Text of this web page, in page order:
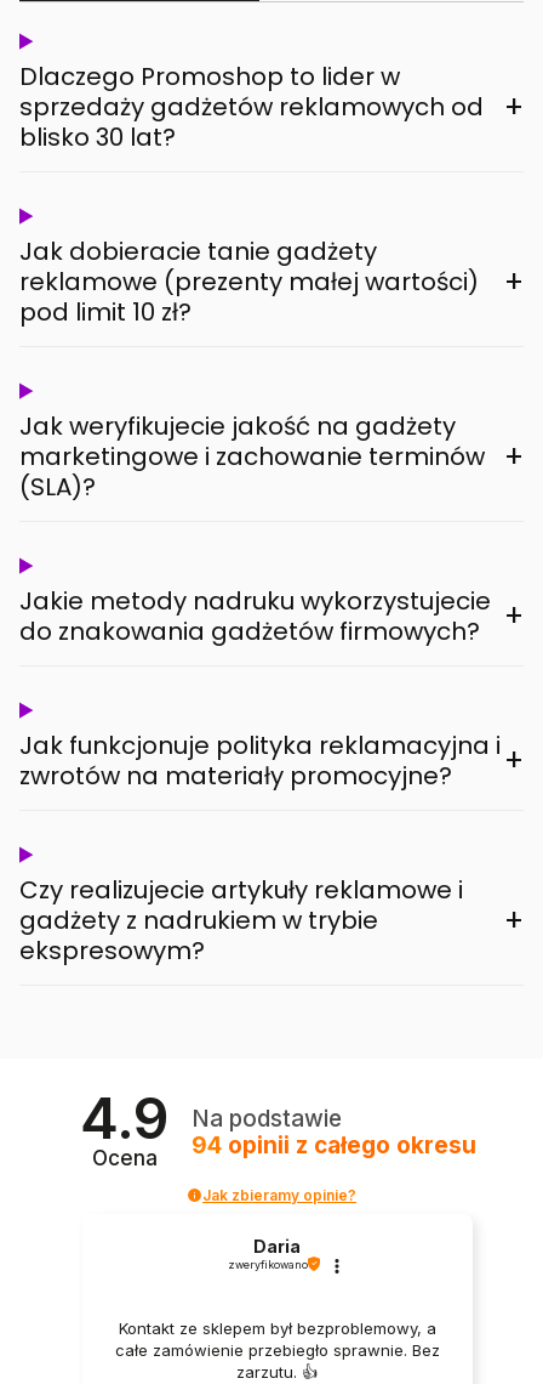
Dlaczego Promoshop to lider w
sprzedaży gadżetów reklamowych od
blisko 30 lat?
+
Jak dobieracie tanie gadżety
reklamowe (prezenty małej wartości)
pod limit 10 zł?
+
Jak weryfikujecie jakość na gadżety
marketingowe i zachowanie terminów
(SLA)?
+
Jakie metody nadruku wykorzystujecie
do znakowania gadżetów firmowych?
+
Jak funkcjonuje polityka reklamacyjna i
zwrotów na materiały promocyjne?
+
Czy realizujecie artykuły reklamowe i
gadżety z nadrukiem w trybie
ekspresowym?
+
4.9
Ocena
Na podstawie
94 opinii z całego okresu
Jak zbieramy opinie?
Daria
zweryfikowano
Kontakt ze sklepem był bezproblemowy, a
całe zamówienie przebiegło sprawnie. Bez
zarzutu. 👍️